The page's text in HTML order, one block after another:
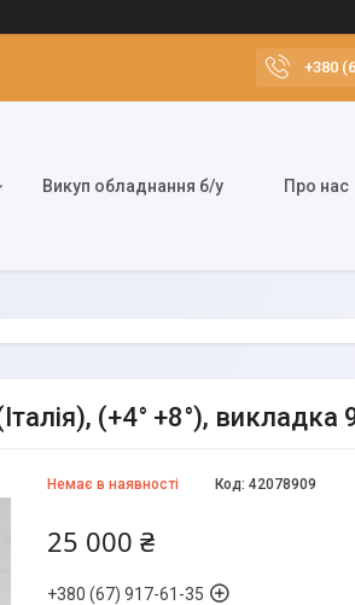
+380
Викуп обладнання б/у Про нас
(+4° +8°), викладка
Немає в наявності Код: 42078909
25 000 ₴
+380 (67) 917-61-35